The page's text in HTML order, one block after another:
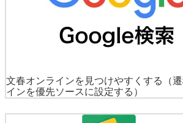
文春オンラインを見つけやすくする
（
インを優先ソースに設定する）